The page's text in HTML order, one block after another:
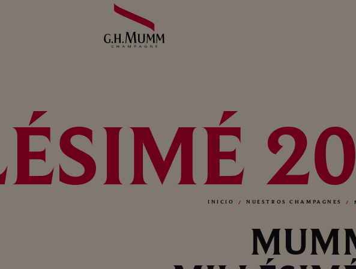
INICIO NUESTROS CHAMPAGNES